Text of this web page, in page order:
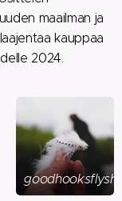
maailman ja
kauppaa
2024.